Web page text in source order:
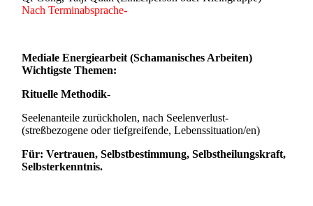
Nach Terminabsprache-
Mediale Energiearbeit (Schamanisches Arbeiten)
Wichtigste Themen:
Rituelle Methodik-
Seelenanteile zurückholen, nach Seelenverlust-
(streßbezogene oder tiefgreifende, Lebenssituation/en)
Für: Vertrauen, Selbstbestimmung, Selbstheilungskraft,
Selbsterkenntnis.